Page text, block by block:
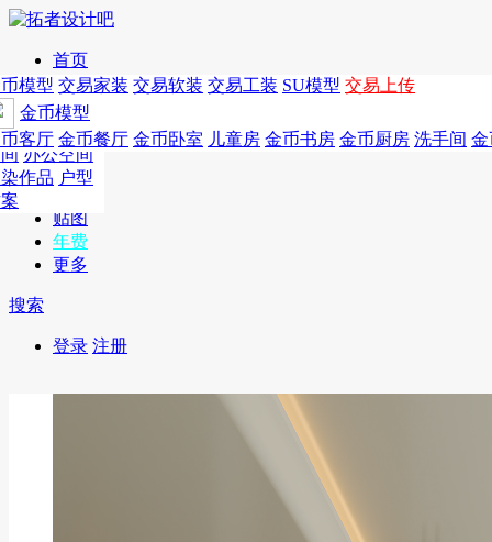
首页
发现
年费 作品 图纸 交易 软装 工装 SU模 金币
年费版块
费图纸 年费户型 年费高清 年费视频 年费模型 年费精选
作品
别墅 国外
酒店设计
设计 商业
办公空间
作品 户型
模型
模型 交易家装 交易软装 交易工装 SU模型 交易上传
金币模型
客厅 金币餐厅 金币卧室 儿童房 金币书房 金币厨房 洗手间 金
CAD
概念
贴图
年费
更多
搜索
登录 注册